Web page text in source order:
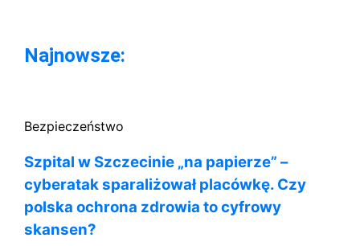
Najnowsze:
Bezpieczeństwo
Szpital w Szczecinie „na papierze” –
cyberatak sparaliżował placówkę. Czy
polska ochrona zdrowia to cyfrowy
skansen?